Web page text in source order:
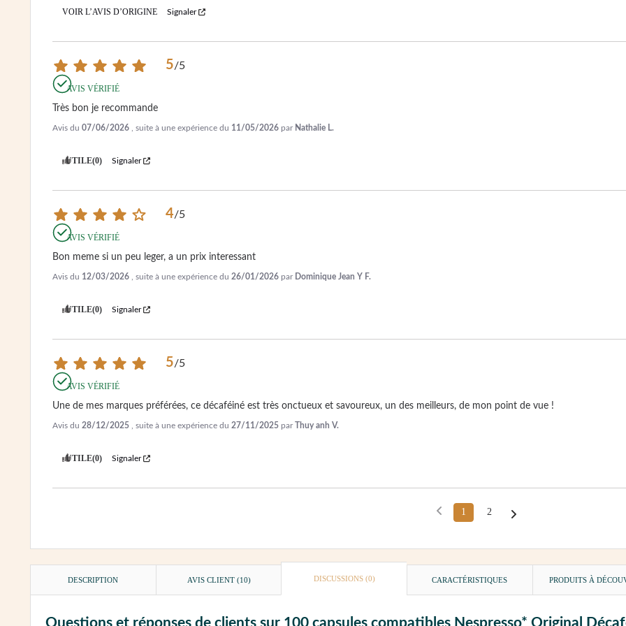
VOIR L’AVIS D’ORIGINE Signaler
5/5
AVIS VÉRIFIÉ
Très bon je recommande
Avis du 07/06/2026 , suite à une expérience du 11/05/2026 par Nathalie L.
UTILE(0) Signaler
4/5
AVIS VÉRIFIÉ
Bon meme si un peu leger, a un prix interessant
Avis du 12/03/2026 , suite à une expérience du 26/01/2026 par Dominique Jean Y F.
UTILE(0) Signaler
5/5
AVIS VÉRIFIÉ
Une de mes marques préférées, ce décaféiné est très onctueux et savoureux, un des meilleurs, de mon point de vue !
Avis du 28/12/2025 , suite à une expérience du 27/11/2025 parThuy anh V.
UTILE(0) Signaler
1 2
DESCRIPTION AVIS CLIENT (10) DISCUSSIONS (0) CARACTÉRISTIQUES PRODUITS À
Questions et réponses de clients sur 100 capsules compatibles Nespresso* Original